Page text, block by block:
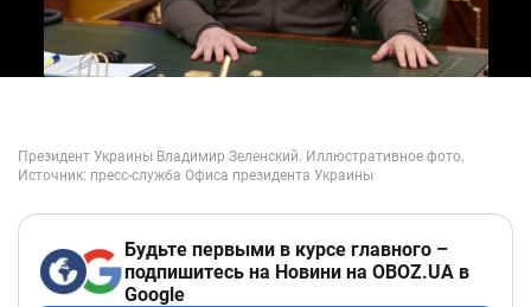
Будьте первыми в курсе главного –
подпишитесь на Новини на OBOZ.UA в
Google